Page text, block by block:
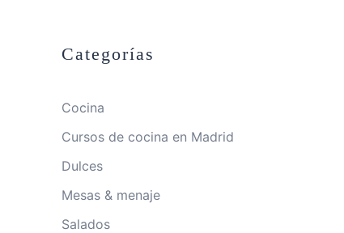
Categorías
Cocina
Cursos de cocina en Madrid
Dulces
Mesas & menaje
Salados